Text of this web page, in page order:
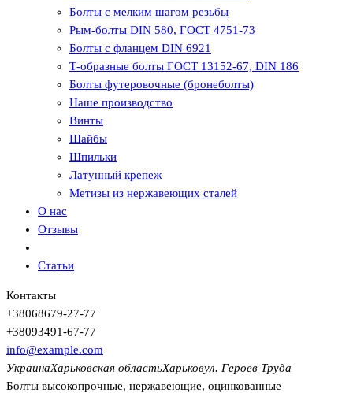
Болты с мелким шагом резьбы
Рым-болты DIN 580, ГОСТ 4751-73
Болты с фланцем DIN 6921
Т-образные болты ГОСТ 13152-67, DIN 186
Болты футеровочные (бронеболты)
Наше производство
Винты
Шайбы
Шпильки
Латунный крепеж
Метизы из нержавеющих сталей
О нас
Отзывы
Статьи
Контакты
+38068679-27-77
+38093491-67-77
info@example.com
УкраинаХарьковская областьХарьковул. Героев Труда
Болты высокопрочные, нержавеющие, оцинкованные